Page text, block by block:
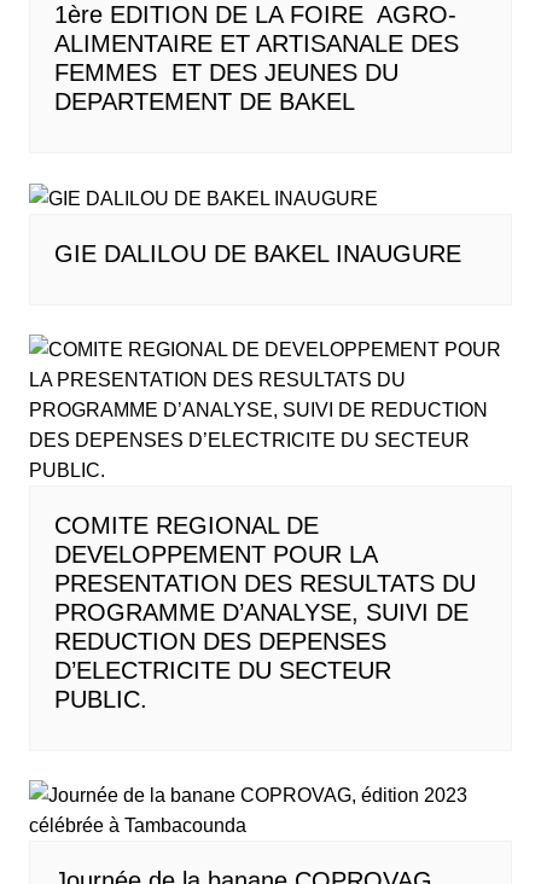
1ère EDITION DE LA FOIRE AGRO-
ALIMENTAIRE ET ARTISANALE DES
FEMMES ET DES JEUNES DU
DEPARTEMENT DE BAKEL
GIE DALILOU DE BAKEL INAUGURE
COMITE REGIONAL DE
DEVELOPPEMENT POUR LA
PRESENTATION DES RESULTATS DU
PROGRAMME D’ANALYSE, SUIVI DE
REDUCTION DES DEPENSES
D’ELECTRICITE DU SECTEUR
PUBLIC.